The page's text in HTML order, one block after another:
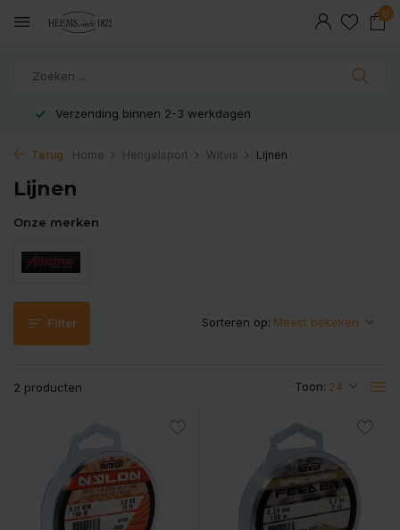
0
Veilig en snel betaald met iDeal
Terug Home Hengelsport Witvis Lijnen
Lijnen
Onze merken
Filter
2 producten Toon:
Sorteren op: